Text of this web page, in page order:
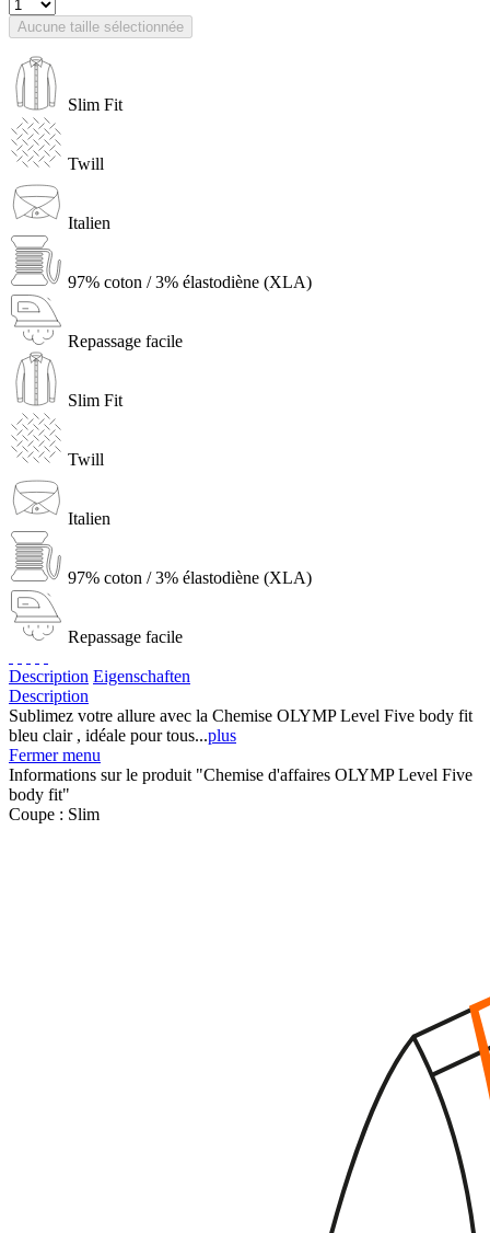
Aucune taille sélectionnée
Slim Fit
Twill
Italien
97% coton / 3% élastodiène (XLA)
Repassage facile
Slim Fit
Twill
Italien
97% coton / 3% élastodiène (XLA)
Repassage facile
Description Eigenschaften
Description
Sublimez votre allure avec la Chemise OLYMP Level Five body fit
bleu clair , idéale pour tous...plus
Fermer menu
Informations sur le produit "Chemise d'affaires OLYMP Level Five
body fit"
Coupe : Slim